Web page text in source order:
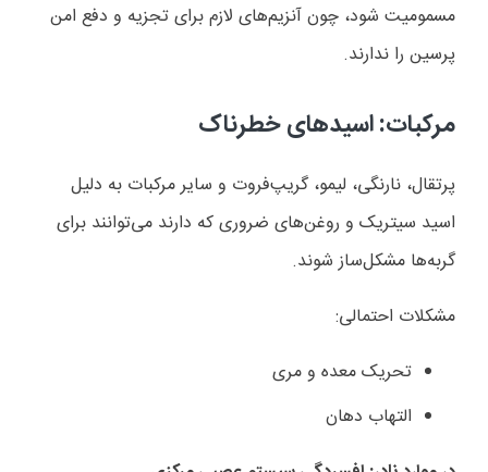
مسمومیت شود، چون آنزیم‌های لازم برای تجزیه و دفع امن
پرسین را ندارند.
مرکبات: اسیدهای خطرناک
پرتقال، نارنگی، لیمو، گریپ‌فروت و سایر مرکبات به دلیل
اسید سیتریک و روغن‌های ضروری که دارند می‌توانند برای
گربه‌ها مشکل‌ساز شوند.
مشکلات احتمالی:
تحریک معده و مری
التهاب دهان